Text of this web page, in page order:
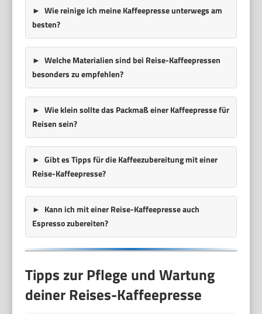
Wie reinige ich meine Kaffeepresse unterwegs am
besten?
Welche Materialien sind bei Reise-Kaffeepressen
besonders zu empfehlen?
Wie klein sollte das Packmaß einer Kaffeepresse für
Reisen sein?
Gibt es Tipps für die Kaffeezubereitung mit einer
Reise-Kaffeepresse?
Kann ich mit einer Reise-Kaffeepresse auch
Espresso zubereiten?
Tipps zur Pflege und Wartung
deiner Reises-Kaffeepresse